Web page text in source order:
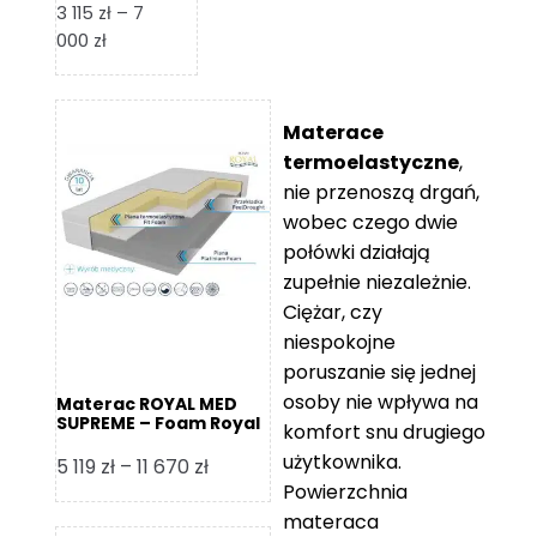
3 115 zł – 7
000 złZakres
od
7
000 zł
Materac ROYAL MED
SUPREME – Foam Royal
5 119 zł – 11 670 złZakres
cen:
od
Materace
termoelastyczne,
nie przenoszą drgań,
wobec czego dwie
połówki działają
zupełnie niezależnie.
Ciężar, czy
niespokojne
poruszanie się jednej
osoby nie wpływa na
komfort snu drugiego
użytkownika.
Powierzchnia
materaca